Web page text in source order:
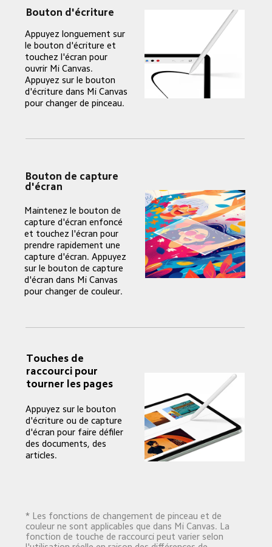
Bouton d'écriture
Appuyez longuement sur
le bouton d'écriture et
touchez l'écran pour
ouvrir Mi Canvas.
Appuyez sur le bouton
d'écriture dans Mi Canvas
pour changer de pinceau.
Bouton de capture
d'écran
Maintenez le bouton de
capture d'écran enfoncé
et touchez l'écran pour
prendre rapidement une
capture d'écran. Appuyez
sur le bouton de capture
d'écran dans Mi Canvas
pour changer de couleur.
Touches de
raccourci pour
tourner les pages
Appuyez sur le bouton
d'écriture ou de capture
d'écran pour faire défiler
des documents, des
articles.
* Les fonctions de changement de pinceau et de
couleur ne sont applicables que dans Mi Canvas. La
fonction de touche de raccourci peut varier selon